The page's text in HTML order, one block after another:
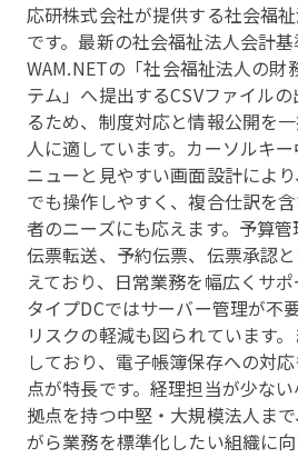
応研株式会社が提供する社会福
です。最新の社会福祉法人会計基
WAM.NETの「社会福祉法人の財
テム」へ提出するCSVファイル
るため、制度対応と情報公開を
人に適しています。カーソルキ
ニューと見やすい画面設計によ
でも操作しやすく、複合仕訳を
者のニーズにも応えます。予算管
伝票転送、予約伝票、伝票承認
えており、日常業務を幅広くサ
タイプDCではサーバー管理が不
リスクの軽減も図られています
しており、電子帳簿保存への対
点が特長です。経理担当が少な
拠点を持つ中堅・大規模法人ま
がら業務を標準化したい組織に向